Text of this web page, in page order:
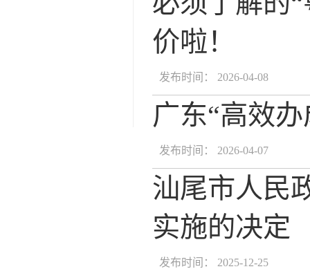
价啦！
发布时间： 2026-04-08
广东“高效
发布时间： 2026-04-07
汕尾市人民
实施的决定
发布时间： 2025-12-25